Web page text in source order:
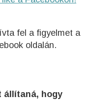
fel a figyelmet a
oldalán.
állítaná, hogy